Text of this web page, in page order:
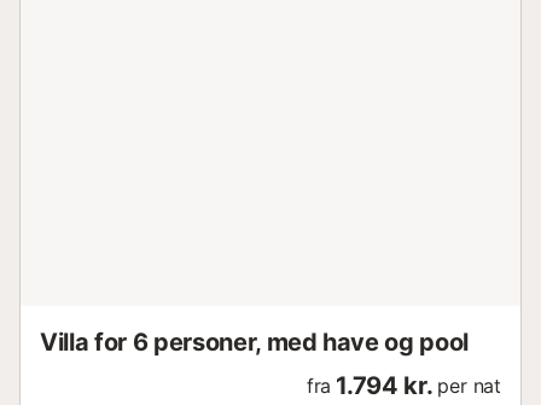
Villa for 6 personer, med have og pool
fra 1.794 kr. per nat